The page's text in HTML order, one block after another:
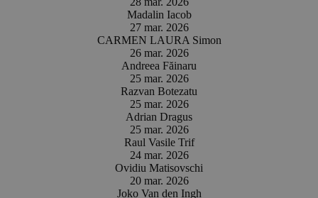
Madalin Iacob
27 mar. 2026
CARMEN LAURA Simon
26 mar. 2026
Andreea Făinaru
25 mar. 2026
Razvan Botezatu
25 mar. 2026
Adrian Dragus
25 mar. 2026
Raul Vasile Trif
24 mar. 2026
Ovidiu Matisovschi
20 mar. 2026
Joko Van den Ingh